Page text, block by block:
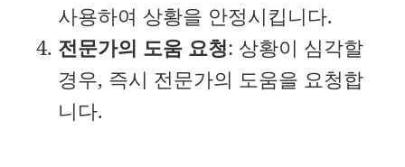
사용하여 상황을 안정시킵니다.
전문가의 도움 요청: 상황이 심각할
경우, 즉시 전문가의 도움을 요청합
니다.